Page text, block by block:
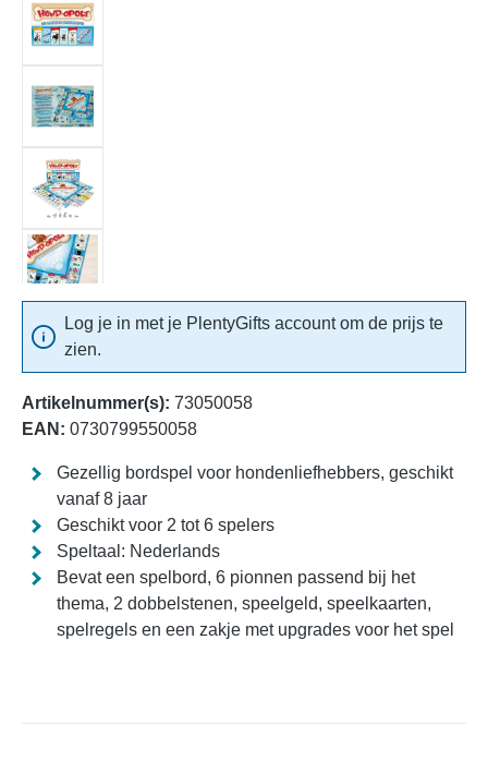
Log je in met je PlentyGifts account om de prijs te
zien.
Artikelnummer(s): 73050058
EAN: 0730799550058
Gezellig bordspel voor hondenliefhebbers, geschikt
vanaf 8 jaar
Geschikt voor 2 tot 6 spelers
Speltaal: Nederlands
Bevat een spelbord, 6 pionnen passend bij het
thema, 2 dobbelstenen, speelgeld, speelkaarten,
spelregels en een zakje met upgrades voor het spel